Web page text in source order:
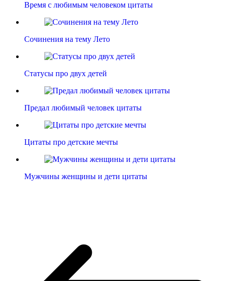
Время с любимым человеком цитаты
Сочинения на тему Лето
Статусы про двух детей
Предал любимый человек цитаты
Цитаты про детские мечты
Мужчины женщины и дети цитаты